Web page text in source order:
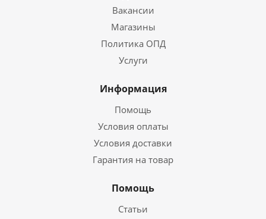
Вакансии
Магазины
Политика ОПД
Услуги
Информация
Помощь
Условия оплаты
Условия доставки
Гарантия на товар
Помощь
Статьи